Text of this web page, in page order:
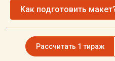
Как подготовить
Рассчитать 1 тираж